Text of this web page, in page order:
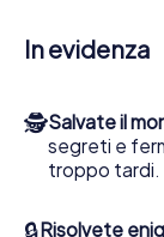
la sua squadra
del Oud-
suoi biglietti nel
segreti e
all'aperto!
In evidenza
🕵Salvate il
segreti e
troppo tardi.
🔒Risolvete